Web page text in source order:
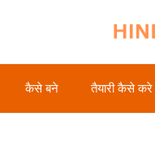
कैसे बने तैयारी कैसे करे